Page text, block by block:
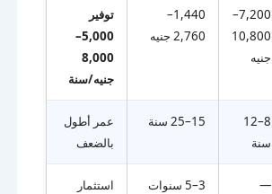
7,200–
10,800
جنيه
1,440–
2,760 جنيه
توفير
5,000–
8,000
جنيه/سنة
8–12
سنة
15–25 سنة
عمر أطول
بالضعف
— 3–5 سنوات
استثمار